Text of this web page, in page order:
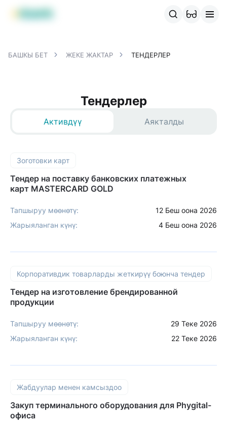
MBANK өнүмдөрү
БАШКЫ БЕТ ЖЕКЕ ЖАКТАР ТЕНДЕРЛЕР
Тендерлер
Активдүү Аякталды
Зоготовки карт
Тендер на поставку банковских платежных
карт MASTERCARD GOLD
Тапшыруу мөөнөтү:
12 Беш оона 2026
Жарыяланган күнү:
4 Беш оона 2026
Корпоративдик товарларды жеткирүү боюнча тендер
Тендер на изготовление брендированной
продукции
Тапшыруу мөөнөтү:
29 Теке 2026
Жарыяланган күнү:
22 Теке 2026
Жабдуулар менен камсыздоо
Закуп терминального оборудования для Phygital-
офиса